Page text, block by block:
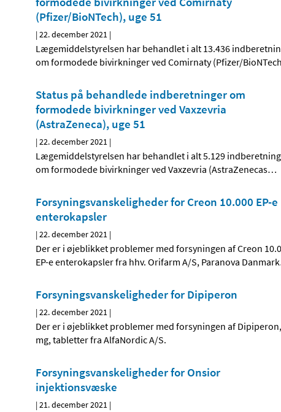
(Pfizer/BioNTech), uge 51
|22. december 2021 |
Lægemiddelstyrelsen har behandlet i alt 13.436
om formodede bivirkninger ved Comirnaty (Pfizer/
Status på behandlede indberetninger om
formodede bivirkninger ved Vaxzevria
(AstraZeneca), uge 51
|22. december 2021 |
Lægemiddelstyrelsen har behandlet i alt 5.129
om formodede bivirkninger ved Vaxzevria (AstraZenecas…
Forsyningsvanskeligheder for Creon 10.000 EP-e
enterokapsler
|22. december 2021 |
Der er i øjeblikket problemer med forsyningen af Creon
EP-e enterokapsler fra hhv. Orifarm A/S, Paranova Danmark
Forsyningsvanskeligheder for Dipiperon
|22. december 2021 |
Der er i øjeblikket problemer med forsyningen af
mg, tabletter fra AlfaNordic A/S.
Forsyningsvanskeligheder for Onsior
injektionsvæske
|21. december 2021 |